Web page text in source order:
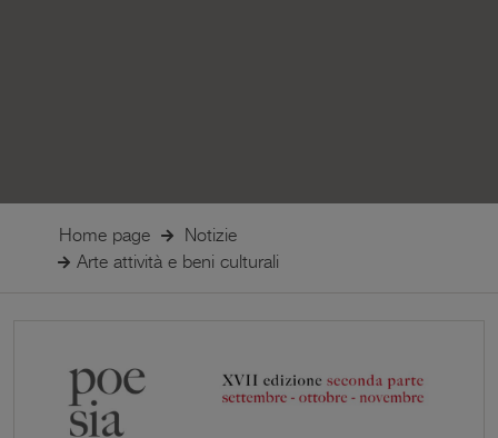
Home page
Notizie
Arte attività e beni culturali